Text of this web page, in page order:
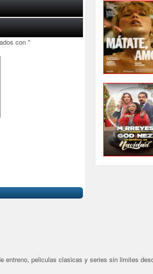
con*
peliculas clasicas y series sin limites